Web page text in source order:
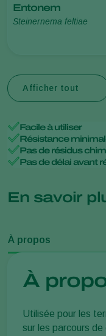
Entonem
Steinernema feltiae
Afficher tout
Facile à utiliser
Résistance
Pas de résidus
Pas de délai avant
En savoir
À propos
À
Utilisée pour les
sur les parcours